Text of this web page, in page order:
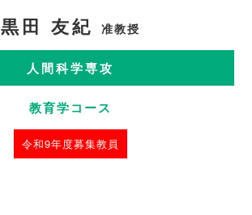
黒田 友紀 准教授
人間科学専攻
教育学コース
令和9年度募集教員